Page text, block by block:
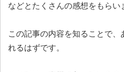
などとたくさんの感想をもらい
この記事の内容を知ることで
れるはずです。